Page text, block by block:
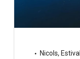
Nicols,